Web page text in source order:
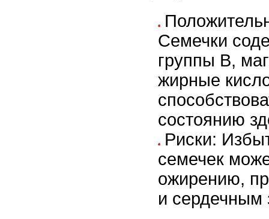
Семечки
группы B,
жирные
состоянию
Риски:
семечек
ожирению,
и сердечным